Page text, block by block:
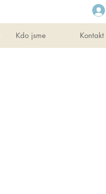
Kdo jsme Kontakt